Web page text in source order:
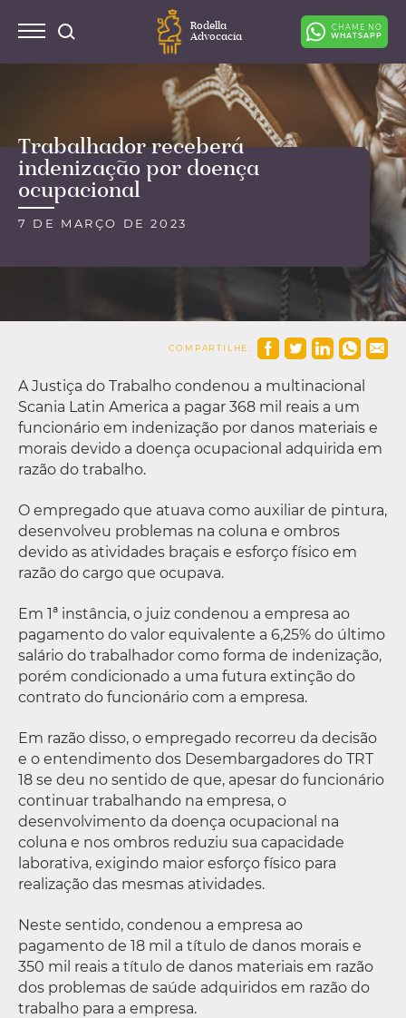
Rodella
Advocacia
CHAME NO
WHATSAPP
Trabalhador receberá
indenização por doença
ocupacional
7 DE MARÇO DE 2023
COMPARTILHE:
A Justiça do Trabalho condenou a multinacional
Scania Latin America a pagar 368 mil reais a um
funcionário em indenização por danos materiais e
morais devido a doença ocupacional adquirida em
razão do trabalho.
O empregado que atuava como auxiliar de pintura,
desenvolveu problemas na coluna e ombros
devido as atividades braçais e esforço físico em
razão do cargo que ocupava.
Em 1ª instância, o juiz condenou a empresa ao
pagamento do valor equivalente a 6,25% do último
salário do trabalhador como forma de indenização,
porém condicionado a uma futura extinção do
contrato do funcionário com a empresa.
Em razão disso, o empregado recorreu da decisão
e o entendimento dos Desembargadores do TRT
18 se deu no sentido de que, apesar do funcionário
continuar trabalhando na empresa, o
desenvolvimento da doença ocupacional na
coluna e nos ombros reduziu sua capacidade
laborativa, exigindo maior esforço físico para
realização das mesmas atividades.
Neste sentido, condenou a empresa ao
pagamento de 18 mil a título de danos morais e
350 mil reais a título de danos materiais em razão
dos problemas de saúde adquiridos em razão do
trabalho para a empresa.